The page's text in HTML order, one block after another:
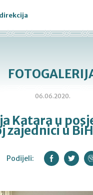
06.06.2020.
Katara u
zajednici u BiH
Podijeli: